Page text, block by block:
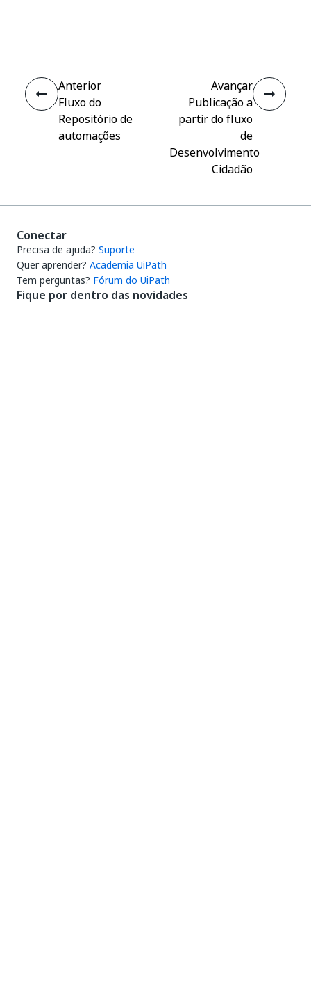
Anterior
Fluxo do
Repositório de
automações
Avançar
Publicação a
partir do fluxo
de
Desenvolvimento
Cidadão
Conectar
Precisa de ajuda? Suporte
Quer aprender? Academia UiPath
Tem perguntas? Fórum do UiPath
Fique por dentro das novidades